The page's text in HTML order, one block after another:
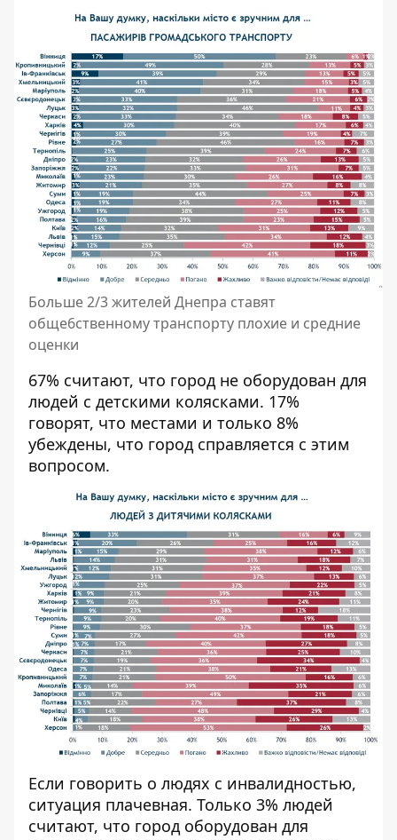
Больше 2/3 жителей Днепра ставят
обще6ственному транспорту плохие и средние
оценки
67% считают, что город не оборудован для
людей с детскими колясками. 17%
говорят, что местами и только 8%
убеждены, что город справляется с этим
вопросом.
Если говорить о людях с инвалидностью,
ситуация плачевная. Только 3% людей
считают, что город оборудован для